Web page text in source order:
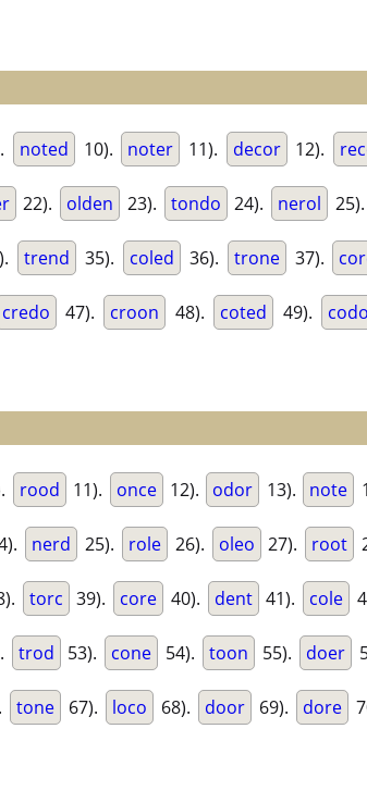
noted 10). noter 11). decor 12).
22). olden 23). tondo 24). nerol 25).
trend 35). coled 36). trone 37).
credo 47). croon 48). coted 49).
rood 11). once 12). odor 13). note
nerd 25). role 26). oleo 27). root
torc 39). core 40). dent 41). cole
trod 53). cone 54). toon 55). doer
tone 67). loco 68). door 69). dore